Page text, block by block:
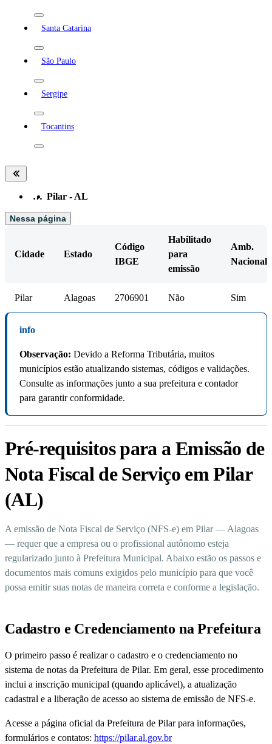
Santa Catarina
São Paulo
Sergipe
Tocantins
… Pilar - AL
Nessa página
Cidade Estado
Código
IBGE
Habilitado
para
emissão
Amb.
Nacional
Pilar Alagoas 2706901 Não Sim
info
Observação: Devido a Reforma Tributária, muitos
municípios estão atualizando sistemas, códigos e validações.
Consulte as informações junto a sua prefeitura e contador
para garantir conformidade.
Pré-requisitos para a Emissão de
Nota Fiscal de Serviço em Pilar
(AL)
A emissão de Nota Fiscal de Serviço (NFS-e) em Pilar — Alagoas
— requer que a empresa ou o profissional autônomo esteja
regularizado junto à Prefeitura Municipal. Abaixo estão os passos e
documentos mais comuns exigidos pelo município para que você
possa emitir suas notas de maneira correta e conforme a legislação.
Cadastro e Credenciamento na Prefeitura
O primeiro passo é realizar o cadastro e o credenciamento no
sistema de notas da Prefeitura de Pilar. Em geral, esse procedimento
inclui a inscrição municipal (quando aplicável), a atualização
cadastral e a liberação de acesso ao sistema de emissão de NFS-e.
Acesse a página oficial da Prefeitura de Pilar para informações,
formulários e contatos: https://pilar.al.gov.br